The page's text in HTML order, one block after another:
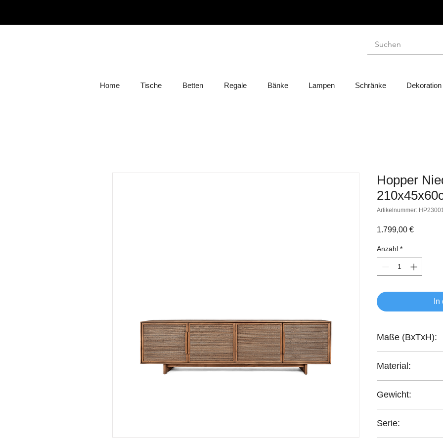
Home Tische Betten Regale Bänke Lampen Schränke Dekoration
Hopper
Artikelnummer:
1.799,00 €Preis
Anzahl *
Maße (BxTxH):
Material:
Gewicht:
Serie: